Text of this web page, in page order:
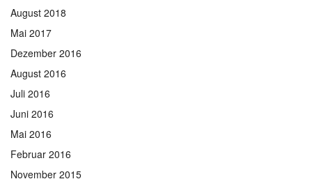
August 2018
Mai 2017
Dezember 2016
August 2016
Juli 2016
Juni 2016
Mai 2016
Februar 2016
November 2015